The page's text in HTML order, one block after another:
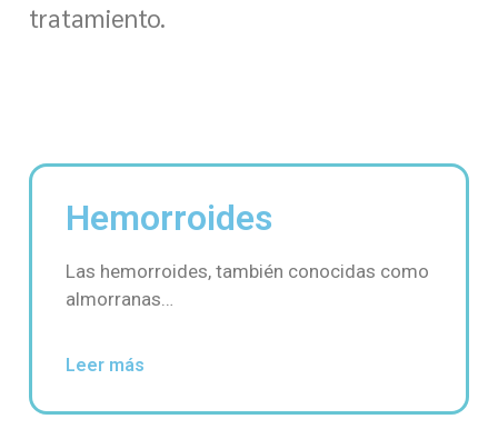
tratamiento.
Hemorroides
Las hemorroides, también conocidas como
almorranas…
Leer más